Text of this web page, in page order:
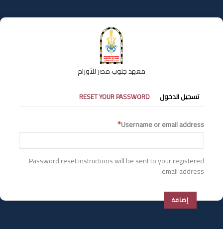
إلى
المحتوى
معهد جنوب مصر للأورام
التبويبات
الأساسية
تسجيل الدخول RESET YOUR PASSWORD
Username or email address
Password reset instructions will be sent to your registered
email address.